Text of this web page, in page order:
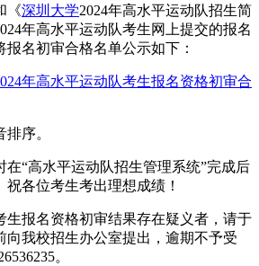
《深圳大学2024年高水平运动队招生简
年高水平运动队考生网上提交的报名
名初审合格名单公示如下：
年高水平运动队考生报名资格初审合
序。
在“高水平运动队招生管理系统”完成后
各位考生考出理想成绩！
生报名资格初审结果存在疑义者，请于
向我校招生办公室提出，逾期不予受
。